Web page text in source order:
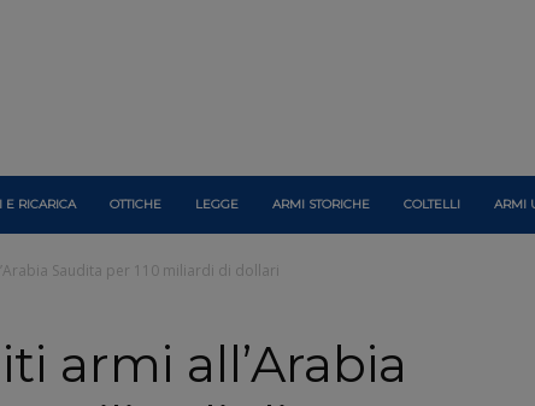
RICARICA OTTICHE LEGGE ARMI STORICHE COLTELLI ARMI
Saudita per 110 miliardi di dollari
armi all’Arabia